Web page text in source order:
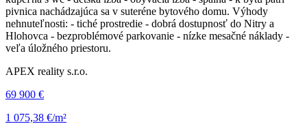
pivnica nachádzajúca sa v suteréne bytového domu. Výhody
nehnuteľnosti: - tiché prostredie - dobrá dostupnosť do Nitry a
Hlohovca - bezproblémové parkovanie - nízke mesačné náklady -
veľa úložného priestoru.
APEX reality s.r.o.
69 900 €
1 075,38 €/m²